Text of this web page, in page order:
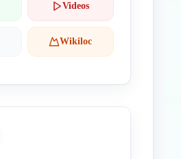
Videos
Wikiloc